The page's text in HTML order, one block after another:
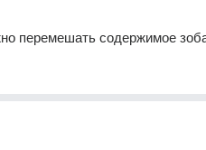
перемешать содержимое